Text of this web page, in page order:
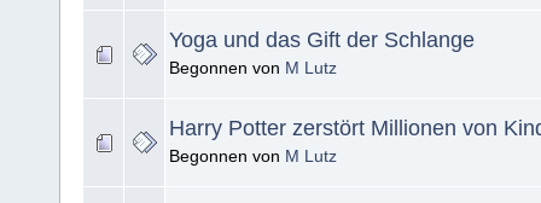
Yoga und das Gift der Schlange
Begonnen von M Lutz
Harry Potter zerstört Millionen von
Begonnen von M Lutz